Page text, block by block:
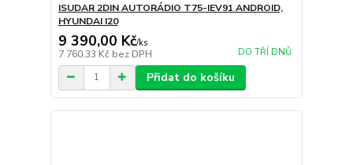
ISUDAR 2DIN AUTORÁDIO T75-IEV91 ANDROID,
HYUNDAI I20
9 390,00 Kč/ks
7 760,33 Kč bez DPH DO TŘÍ DNŮ
Přidat do košíku